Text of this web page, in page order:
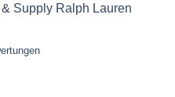
Supply Ralph Lauren